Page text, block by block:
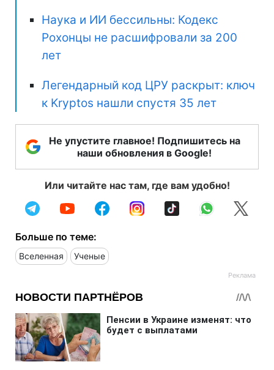
Наука и ИИ бессильны: Кодекс
Рохонцы не расшифровали за 200
лет
Легендарный код ЦРУ раскрыт: ключ
к Kryptos нашли спустя 35 лет
Не упустите главное! Подпишитесь на
наши обновления в Google!
Или читайте нас там, где вам удобно!
Больше по теме:
Вселенная Ученые